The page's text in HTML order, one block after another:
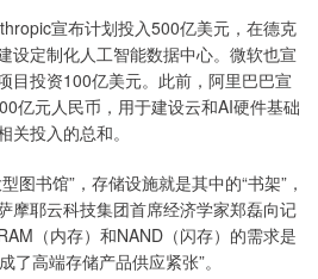
宣布计划投入500亿美元，在德克
设定制化人工智能数据中心。微软也宣
目投资100亿美元。此前，阿里巴巴宣
亿元人民币，用于建设云和AI硬件基础
投入的总和。
图书馆”，存储设施就是其中的“书架”，
摩耶云科技集团首席经济学家郑磊向记
（内存）和NAND（闪存）的需求是
高端存储产品供应紧张”。